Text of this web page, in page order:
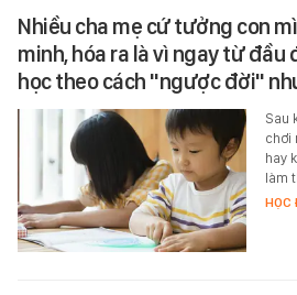
Nhiều cha mẹ cứ tưởng con
minh, hóa ra là vì ngay từ đầu
học theo cách "ngược đời"
Sau
chơi
hay
làm
HỌC